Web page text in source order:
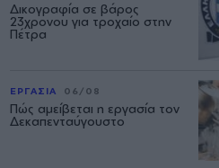
Δικογραφία σε βάρος
23χρονου για τροχαίο στην
Πέτρα
ΕΡΓΑΣΙΑ 06/08
Πώς αμείβεται η εργασία τον
Δεκαπενταύγουστο